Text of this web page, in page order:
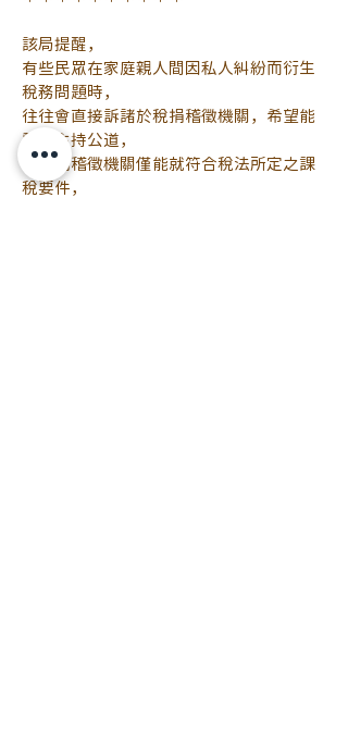
該局提醒，
有些民眾在家庭親人間因私人糾紛而衍生
稅務問題時，
往往會直接訴諸於稅捐稽徵機關，希望能
幫忙主持公道，
但稅捐稽徵機關僅能就符合稅法所定之課
稅要件，